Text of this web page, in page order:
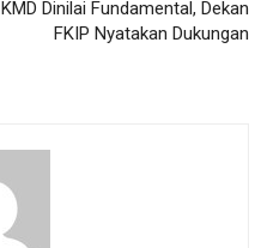
KMD Dinilai Fundamental, Dekan
FKIP Nyatakan Dukungan